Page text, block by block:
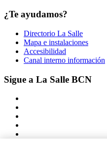
¿Te ayudamos?
Directorio La Salle
Mapa e instalaciones
Accesibilidad
Canal interno información
Sigue a La Salle BCN